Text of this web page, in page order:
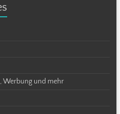
Werbung und mehr